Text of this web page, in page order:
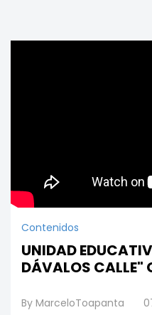
Contenidos
UNIDAD
DÁVALOS CALLE"
By MarceloToapanta